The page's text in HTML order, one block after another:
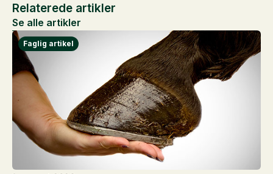
Relaterede artikler
Se alle artikler